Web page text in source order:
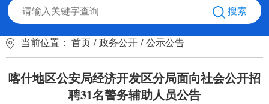
搜索
当前位置： 首页 /政务公开 /公示公告
喀什地区公安局经济开发区分局面向社会公开招
聘31名警务辅助人员公告